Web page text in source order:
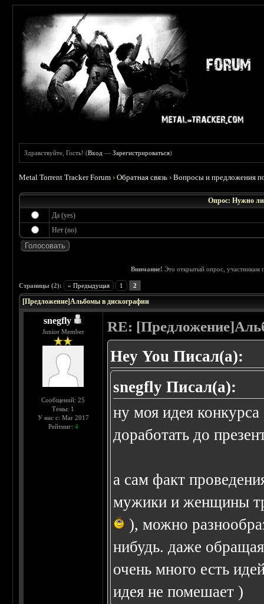
Здравствуйте, Гость! (Вход —Зарегистрироваться)
Metal Torrent Tracker Forum ›Обратная связь ›Вопросы и предложения
Опрос: Нужно ли
Да (yes)
Нет (no)
Внимание! Это открытый опрос, участникам
Страницы (2): « Предыдущая 1 2
[Предложение]Альбомы в дискографии
snegfly
Junior Member
Сообщений: 25
Темы: 1
У нас с: Mar 2017
Рейтинг: 4
RE:
Hey You Писал(а):
snegfly Писал(а):
ну моя идея
доработать до
а сам факт
мужики и женщины
), можно
нибудь. даже
очень много есть
идея не помешает )